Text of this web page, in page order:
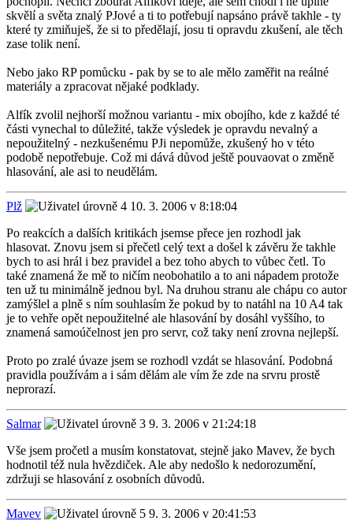
skvělí a světa znalý PJové a ti to potřebují napsáno právě takhle - ty
které ty zmiňuješ, že si to předělají, josu ti opravdu zkušení, ale těch
zase tolik není.
Nebo jako RP pomůcku - pak by se to ale mělo zaměřit na reálné
materiály a zpracovat nějaké podklady.
Alfík zvolil nejhorší možnou variantu - mix obojího, kde z každé té
části vynechal to důležité, takže výsledek je opravdu nevalný a
nepoužitelný - nezkušenému PJi nepomůže, zkušený ho v této
podobě nepotřebuje. Což mi dává důvod ještě pouvaovat o změně
hlasování, ale asi to neudělám.
Plž
10. 3. 2006 v 8:18:04
Po reakcích a dalších kritikách jsemse přece jen rozhodl jak
hlasovat. Znovu jsem si přečetl celý text a došel k závěru že takhle
bych to asi hrál i bez pravidel a bez toho abych to vůbec četl. To
také znamená že mě to ničím neobohatilo a to ani nápadem protože
ten už tu minimálně jednou byl. Na druhou stranu ale chápu co autor
zamýšlel a plně s ním souhlasím že pokud by to natáhl na 10 A4 tak
je to vehře opět nepoužitelné ale hlasování by dosáhl vyššího, to
znamená samoúčelnost jen pro servr, což taky není zrovna nejlepší.
Proto po zralé úvaze jsem se rozhodl vzdát se hlasování. Podobná
pravidla používám a i sám dělám ale vím že zde na srvru prostě
neprorazí.
Salmar
9. 3. 2006 v 21:24:18
Vše jsem pročetl a musím konstatovat, stejně jako Mavev, že bych
hodnotil též nula hvězdiček. Ale aby nedošlo k nedorozumění,
zdržuji se hlasování z osobních důvodů.
Mavev
9. 3. 2006 v 20:41:53